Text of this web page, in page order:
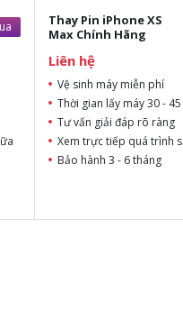
Thay Pin iPhone XS
Max Chính Hãng
Liên hệ
Vệ sinh máy miễn phí
Thời gian lấy máy 30 -
Tư vấn giải đáp rõ ràng
Xem trực tiếp quá trình
Bảo hành 3 - 6 tháng